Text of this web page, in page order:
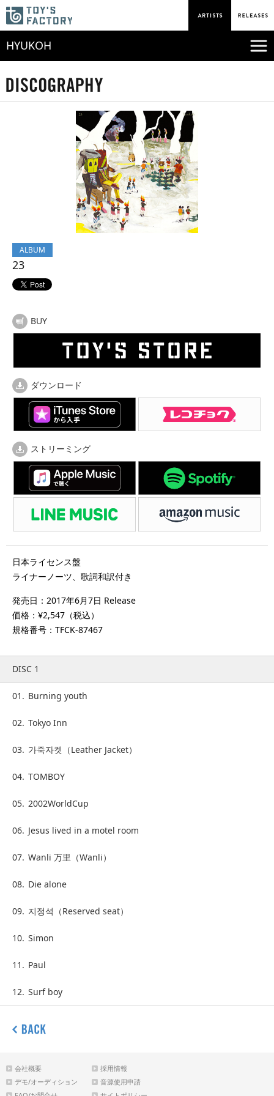
HYUKOH
ALBUM
23
BUY
ダウンロード
ストリーミング
日本ライセンス盤
ライナーノーツ、歌詞和訳付き
発売日：2017年6月7日 Release
価格：¥2,547（税込）
規格番号：TFCK-87467
DISC 1
01. Burning youth
02. Tokyo Inn
03. 가죽자켓（Leather Jacket）
04. TOMBOY
05. 2002WorldCup
06. Jesus lived in a motel room
07. Wanli 万里（Wanli）
08. Die alone
09. 지정석（Reserved seat）
10. Simon
11. Paul
12. Surf boy
会社概要
採用情報
デモ/オーディション
音源使用申請